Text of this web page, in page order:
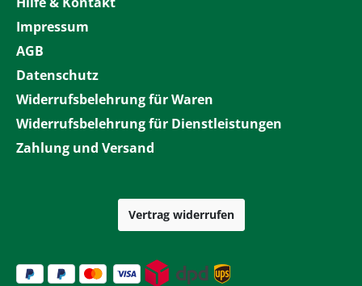
Impressum
AGB
Datenschutz
Widerrufsbelehrung für Waren
Widerrufsbelehrung für Dienstleistungen
Zahlung und Versand
Vertrag widerrufen